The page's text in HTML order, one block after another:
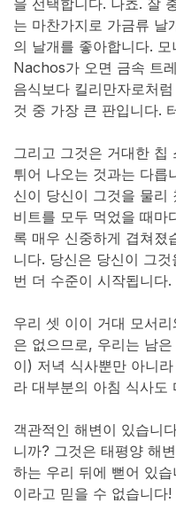
을 선택합니다. 나쵸. 잘
는 마찬가지로 가금류 날
의 날개를 좋아합니다.
Nachos가 오면 금속 트
음식보다 킬리만자로처
것 중 가장 큰 판입니다.
그리고 그것은 거대한 칩
튀어 나오는 것과는 다릅
신이 당신이 그것을 물리
비트를 모두 먹었을 때마
록 매우 신중하게 겹쳐졌
니다. 당신은 당신이 그
번 더 수준이 시작됩니다.
우리 셋 이이 거대 모서
은 없으므로, 우리는 남
이) 저녁 식사뿐만 아니
라 대부분의 아침 식사도
객관적인 해변이 있습니
니까? 그것은 태평양 해
하는 우리 뒤에 뻗어 있
이라고 믿을 수 없습니다!